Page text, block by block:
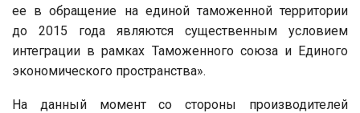
ее в обращение на единой таможенной территории
до 2015 года являются существенным условием
интеграции в рамках Таможенного союза и Единого
экономического пространства».
На данный момент со стороны производителей